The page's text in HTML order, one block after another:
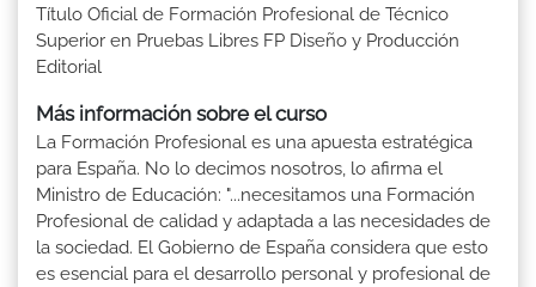
Título Oficial de Formación Profesional de Técnico
Superior en Pruebas Libres FP Diseño y Producción
Editorial
Más información sobre el curso
La Formación Profesional es una apuesta estratégica
para España. No lo decimos nosotros, lo afirma el
Ministro de Educación: "...necesitamos una Formación
Profesional de calidad y adaptada a las necesidades de
la sociedad. El Gobierno de España considera que esto
es esencial para el desarrollo personal y profesional de